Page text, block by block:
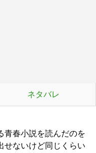
ネタバレ
青春小説を読んだのを
せないけど同じくらい